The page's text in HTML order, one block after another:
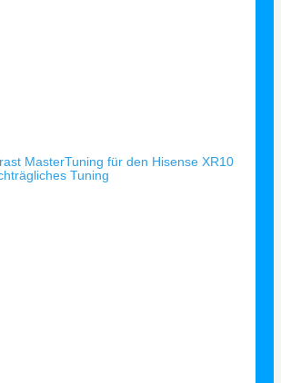
MasterTuning für den Hisense XR10
Tuning